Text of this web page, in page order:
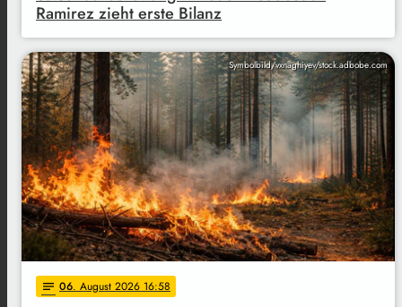
Ramirez zieht erste Bilanz
Symbolbild/vxnaghiyev/stock.adbobe.com
notes 06. August 2026 16:58